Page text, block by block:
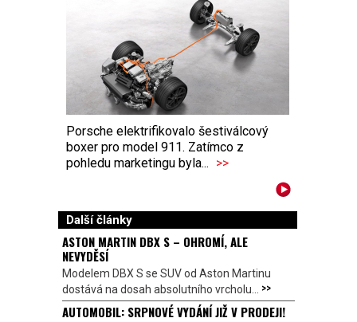
Porsche elektrifikovalo šestiválcový
boxer pro model 911. Zatímco z
pohledu marketingu byla... >>
Další články
ASTON MARTIN DBX S – OHROMÍ, ALE
NEVYDĚSÍ
Modelem DBX S se SUV od Aston Martinu
dostává na dosah absolutního vrcholu... >>
AUTOMOBIL: SRPNOVÉ VYDÁNÍ JIŽ V PRODEJI!